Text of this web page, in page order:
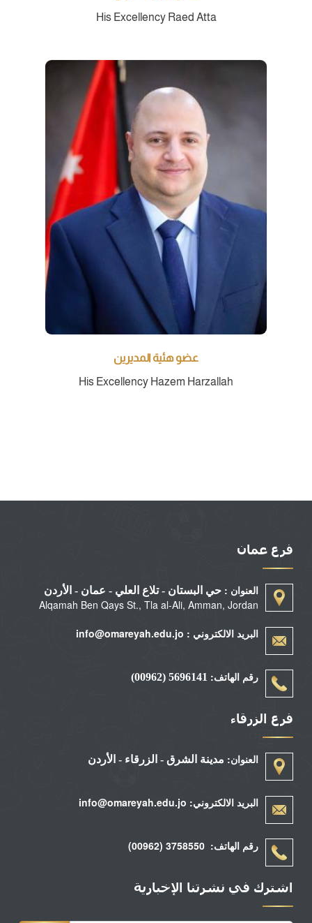
His Excellency Raed Atta
عضو هئية المديرين
His Excellency Hazem Harzallah
فرع عمان
العنوان : حي البستان - تلاع العلي - عمان - الأردن
Alqamah Ben Qays St., Tla al-Ali, Amman, Jordan
البريد الالكتروني : info@omareyah.edu.jo
رقم الهاتف: 5696141 (00962)
فرع الزرقاء
العنوان: مدينة الشرق - الزرقاء - الأردن
البريد الالكتروني: info@omareyah.edu.jo
رقم الهاتف: 3758550 (00962)
اشترك في نشرتنا الإخبارية